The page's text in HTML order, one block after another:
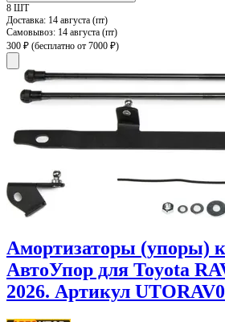
8 ШТ
Доставка: 14 августа (пт)
Самовывоз: 14 августа (пт)
300 ₽ (бесплатно от 7000 ₽)
Амортизаторы (упоры)
АвтоУпор для Toyota
2026. Артикул